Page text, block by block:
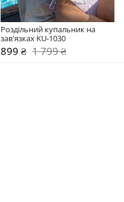
Роздільний купальник на
зав'язках KU-1030
899 ₴ 1 799 ₴